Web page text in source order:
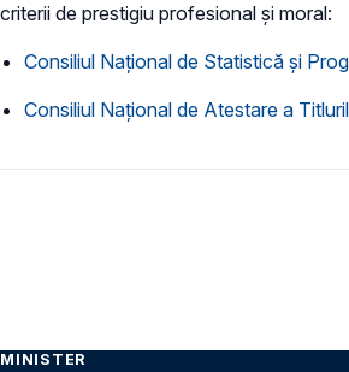
criterii de prestigiu profesional şi moral:
Consiliul Naţional de Statistică şi
Consiliul Naţional de Atestare a
MINISTER